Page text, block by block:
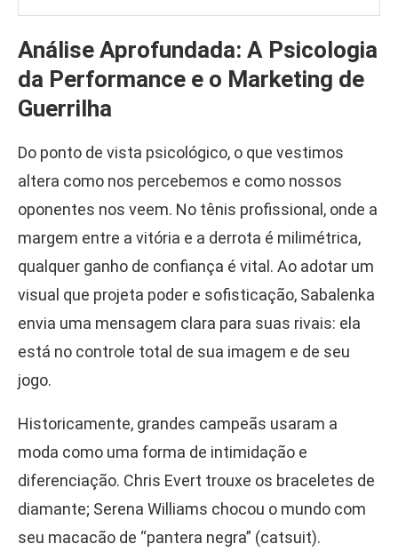
Análise Aprofundada: A Psicologia
da Performance e o Marketing de
Guerrilha
Do ponto de vista psicológico, o que vestimos
altera como nos percebemos e como nossos
oponentes nos veem. No tênis profissional, onde a
margem entre a vitória e a derrota é milimétrica,
qualquer ganho de confiança é vital. Ao adotar um
visual que projeta poder e sofisticação, Sabalenka
envia uma mensagem clara para suas rivais: ela
está no controle total de sua imagem e de seu
jogo.
Historicamente, grandes campeãs usaram a
moda como uma forma de intimidação e
diferenciação. Chris Evert trouxe os braceletes de
diamante; Serena Williams chocou o mundo com
seu macacão de “pantera negra” (catsuit).